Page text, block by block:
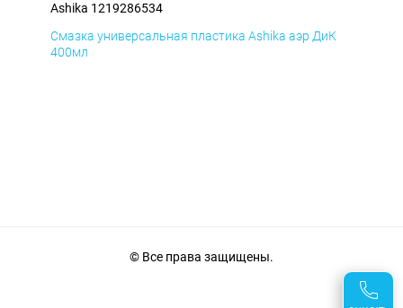
Ashika 1219286534
Смазка универсальная пластика Ashika аэр ДиК
400мл
© Все права защищены.